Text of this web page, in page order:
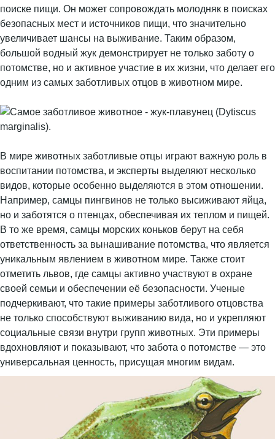
поиске пищи. Он может сопровождать молодняк в поисках
безопасных мест и источников пищи, что значительно
увеличивает шансы на выживание. Таким образом,
большой водный жук демонстрирует не только заботу о
потомстве, но и активное участие в их жизни, что делает его
одним из самых заботливых отцов в животном мире.
В мире животных заботливые отцы играют важную роль в
воспитании потомства, и эксперты выделяют несколько
видов, которые особенно выделяются в этом отношении.
Например, самцы пингвинов не только высиживают яйца,
но и заботятся о птенцах, обеспечивая их теплом и пищей.
В то же время, самцы морских коньков берут на себя
ответственность за вынашивание потомства, что является
уникальным явлением в животном мире. Также стоит
отметить львов, где самцы активно участвуют в охране
своей семьи и обеспечении её безопасности. Ученые
подчеркивают, что такие примеры заботливого отцовства
не только способствуют выживанию вида, но и укрепляют
социальные связи внутри групп животных. Эти примеры
вдохновляют и показывают, что забота о потомстве — это
универсальная ценность, присущая многим видам.